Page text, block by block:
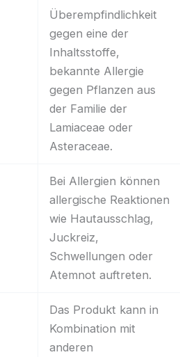
Überempfindlichkeit
gegen eine der
Inhaltsstoffe,
bekannte Allergie
gegen Pflanzen aus
der Familie der
Lamiaceae oder
Asteraceae.
Bei Allergien können
allergische Reaktionen
wie Hautausschlag,
Juckreiz,
Schwellungen oder
Atemnot auftreten.
Das Produkt kann in
Kombination mit
anderen